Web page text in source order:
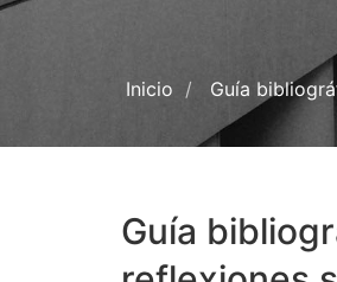
Inicio Guía
Guía